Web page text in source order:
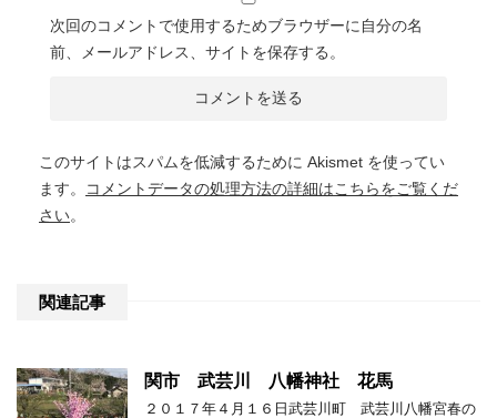
次回のコメントで使用するためブラウザーに自分の名
前、メールアドレス、サイトを保存する。
このサイトはスパムを低減するために Akismet を使ってい
ます。
コメントデータの処理方法の詳細はこちらをご覧くだ
さい。
関連記事
関市 武芸川 八幡神社 花馬
２０１７年４月１６日武芸川町 武芸川八幡宮春の